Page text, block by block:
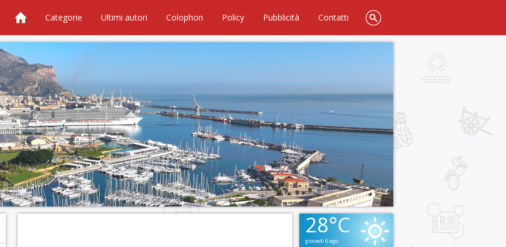
Categorie Ultimi autori Colophon Policy Pubblicità Contatti
28°C
giovedì 6 ago